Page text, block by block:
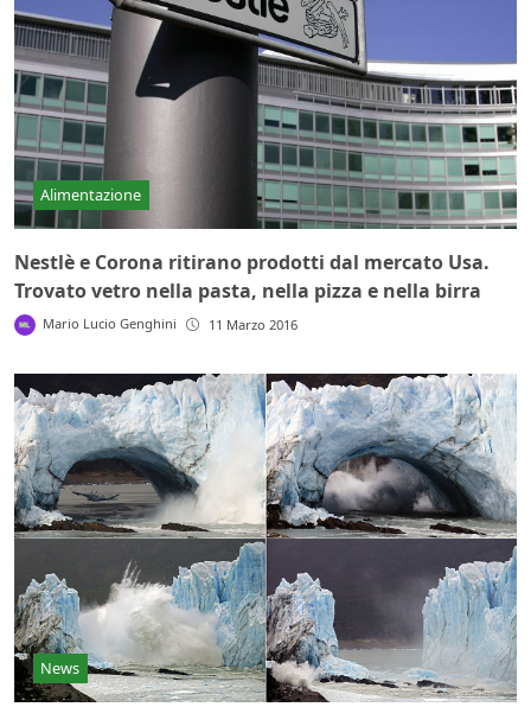
Alimentazione
Nestlè e Corona ritirano prodotti dal mercato Usa.
Trovato vetro nella pasta, nella pizza e nella birra
Mario Lucio Genghini 11 Marzo 2016
News